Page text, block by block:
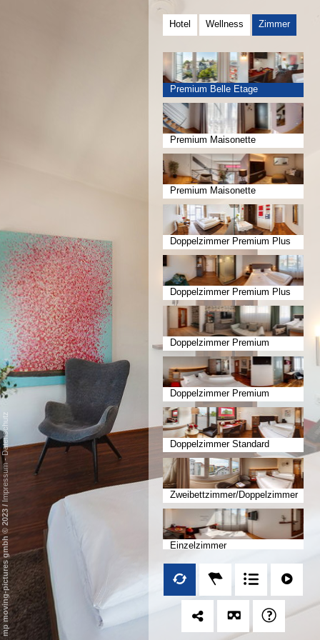
Hotel Wellness Zimmer
Premium Belle Etage
Premium Maisonette
Premium Maisonette
Doppelzimmer Premium Plus
Doppelzimmer Premium Plus
Doppelzimmer Premium
Doppelzimmer Premium
Doppelzimmer Standard
Zweibettzimmer/Doppelzimmer
Standard
Einzelzimmer
mp moving-pictures gmbh © 2023
/
Impressum
-
Datenschutz